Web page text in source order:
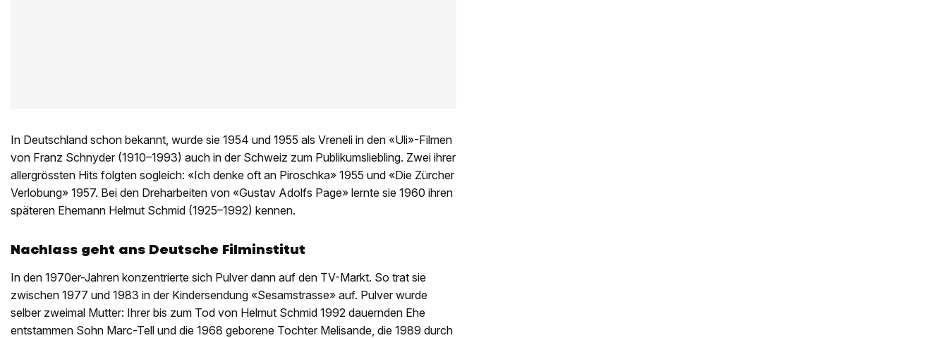
In Deutschland schon bekannt, wurde sie 1954 und 1955 als Vreneli in den «Uli»-Filmen
von Franz Schnyder (1910–1993) auch in der Schweiz zum Publikumsliebling. Zwei ihrer
allergrössten Hits folgten sogleich: «Ich denke oft an Piroschka» 1955 und «Die Zürcher
Verlobung» 1957. Bei den Dreharbeiten von «Gustav Adolfs Page» lernte sie 1960 ihren
späteren Ehemann Helmut Schmid (1925–1992) kennen.
Nachlass geht ans Deutsche Filminstitut
In den 1970er-Jahren konzentrierte sich Pulver dann auf den TV-Markt. So trat sie
zwischen 1977 und 1983 in der Kindersendung «Sesamstrasse» auf. Pulver wurde
selber zweimal Mutter: Ihrer bis zum Tod von Helmut Schmid 1992 dauernden Ehe
entstammen Sohn Marc-Tell und die 1968 geborene Tochter Melisande, die 1989 durch